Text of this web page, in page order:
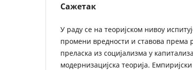
Сажетак
У раду се на теоријском нивоу
промени вредности и ставова према
преласка из социјализма у
модернизацијска теорија.